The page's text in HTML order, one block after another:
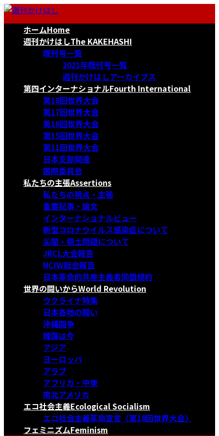
コ
ナ
ホームHome
週刊かけはしThe KAKEHASHI
既刊号一覧
2021年既刊号一覧
週刊かけはしアーカイブス
第四インターナショナルFourth International
第18回世界大会
第17回世界大会
第16回世界大会
第15回世界大会
第11回世界大会
日本支部関連
国際委員会
私たちの主張Assertions
私たちの視点・主張
重要記事・論文
インターナショナルビュー
新型コロナウイルス感染症について
尖閣・領土問題について
JRCL大会報告
NCIW総会報告
日本革命的共産主義者同盟規約
世界の闘いからWorld Revolution
ウクライナ特集
日本各地の闘い
沖縄闘争
韓国は今
アジア
ヨーロッパ
アラブ
アフリカ・中東
南北アメリカ
エコ社会主義Ecological Socialism
エコ社会主義革命宣言〈第18回世界大会〉
フェミニズムFeminism